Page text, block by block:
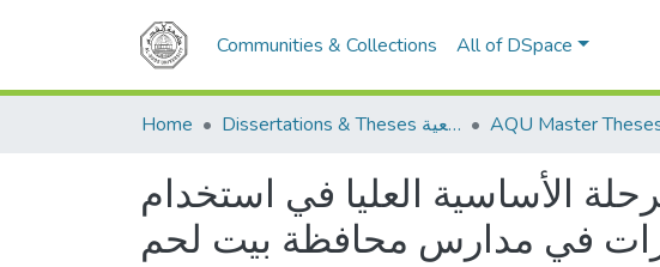
Communities & Collections All of DSpace
Home Dissertations & Theses الرسائل الجامعية
الأساسية العليا في استخدام
في مدارس محافظة بيت لحم